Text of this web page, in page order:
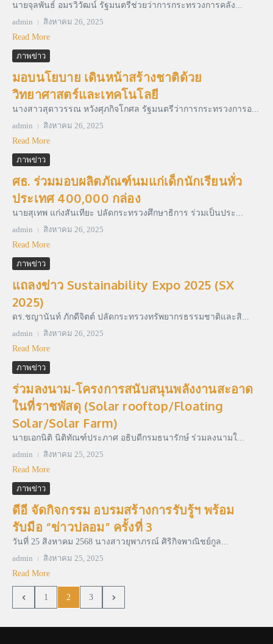
นายจุลพันธ์ อมรวิวัฒน์ รัฐมนตรีช่วยว่าการกระทรวงการคลัง...
admin
สิงหาคม 26, 2025
Read More
ภาพข่าว
มอบนโยบาย เดินหน้าสร้างชาติด้วย
วิทยาศาสตร์และเทคโนโลยี
นางสาวสุดาวรรณ หวังศุภกิจโกศล รัฐมนตรีว่าการกระทรวงการอ...
admin
สิงหาคม 26, 2025
Read More
ภาพข่าว
ศธ. ร่วมมอบผลิตภัณฑ์นมแก่เด็กนักเรียนทั่ว
ประเทศ 400,000 กล่อง
นายสุเทพ แก่งสันเทียะ ปลัดกระทรวงศึกษาธิการ ร่วมเป็นประ...
admin
สิงหาคม 26, 2025
Read More
ภาพข่าว
แถลงข่าว Sustainability Expo 2025 (SX
2025)
ดร.ชญานันท์ ภักดีจิตต์ ปลัดกระทรวงทรัพยากรธรรมชาติและสิ...
admin
สิงหาคม 26, 2025
Read More
ภาพข่าว
ร่วมลงนาม-โครงการสนับสนุนพลังงานสะอาด
ในที่ราชพัสดุ (Solar rooftop/Floating
Solar/Solar Farm)
นายเอกนิติ นิติทัณฑ์ประภาศ อธิบดีกรมธนารักษ์ ร่วมลงนามใ...
admin
สิงหาคม 25, 2025
Read More
ภาพข่าว
ดีอี จัดกิจกรรม อบรมสร้างการรับรู้ฯ พร้อม
รับมือ “ข่าวปลอม” ครั้งที่ 3
วันที่ 25 สิงหาคม 2568 นางสาวยุพาภรณ์ ศิริกิจพาณิชย์กูล...
admin
สิงหาคม 25, 2025
Read More
1 2 3